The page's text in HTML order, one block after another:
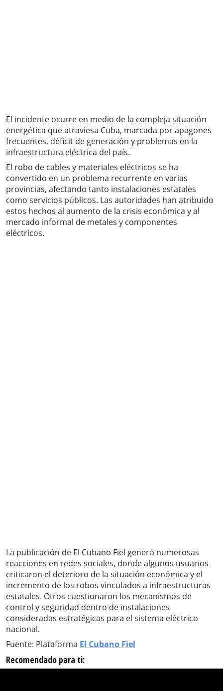
El incidente ocurre en medio de la compleja situación
energética que atraviesa Cuba, marcada por apagones
frecuentes, déficit de generación y problemas en la
infraestructura eléctrica del país.
El robo de cables y materiales eléctricos se ha
convertido en un problema recurrente en varias
provincias, afectando tanto instalaciones estatales
como servicios públicos. Las autoridades han atribuido
estos hechos al aumento de la crisis económica y al
mercado informal de metales y componentes
eléctricos.
La publicación de El Cubano Fiel generó numerosas
reacciones en redes sociales, donde algunos usuarios
criticaron el deterioro de la situación económica y el
incremento de los robos vinculados a infraestructuras
estatales. Otros cuestionaron los mecanismos de
control y seguridad dentro de instalaciones
consideradas estratégicas para el sistema eléctrico
nacional.
Fuente: Plataforma El Cubano Fiel
Recomendado para ti: